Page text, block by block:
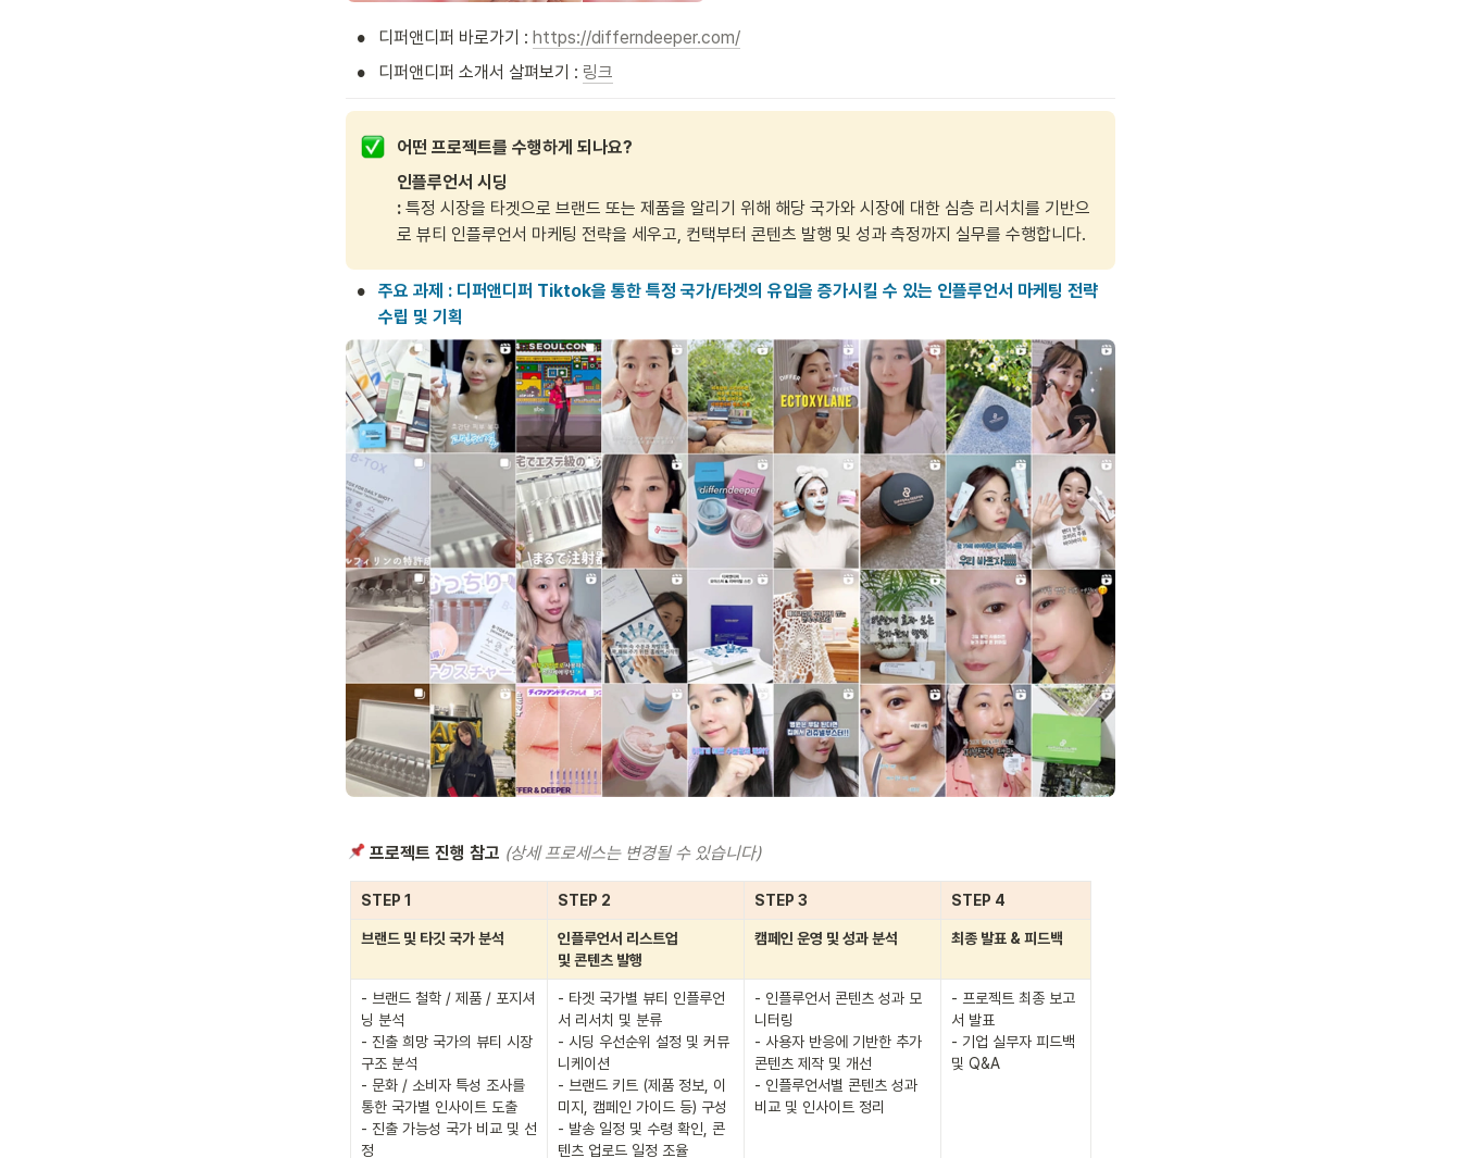
• 디퍼앤디퍼 바로가기 : https://differndeeper.com/
• 디퍼앤디퍼 소개서 살펴보기 : 링크
어떤 프로젝트를 수행하게 되나요?
인플루언서 시딩
: 특정 시장을 타겟으로 브랜드 또는 제품을 알리기 위해 해당 국가와 시장에 대한 심층 리서치를 기반으
로 뷰티 인플루언서 마케팅 전략을 세우고, 컨택부터 콘텐츠 발행 및 성과 측정까지 실무를 수행합니다.
•
주요 과제 : 디퍼앤디퍼 Tiktok을 통한 특정 국가/타겟의 유입을 증가시킬 수 있는 인플루언서 마케팅 전략
수립 및 기획
프로젝트 진행 참고 (상세 프로세스는 변경될 수 있습니다)
STEP 1 STEP 2 STEP 3 STEP 4
브랜드 및 타깃 국가 분석
인플루언서 리스트업
및 콘텐츠 발행
캠페인 운영 및 성과 분석 최종 발표 & 피드백
- 브랜드 철학 / 제품 / 포지셔
닝 분석
- 진출 희망 국가의 뷰티 시장
구조 분석
- 문화 / 소비자 특성 조사를
통한 국가별 인사이트 도출
- 진출 가능성 국가 비교 및 선
정
- 타겟 국가별 뷰티 인플루언
서 리서치 및 분류
- 시딩 우선순위 설정 및 커뮤
니케이션
- 브랜드 키트 (제품 정보, 이
미지, 캠페인 가이드 등) 구성
- 발송 일정 및 수령 확인, 콘
텐츠 업로드 일정 조율
- 인플루언서 콘텐츠 성과 모
니터링
- 사용자 반응에 기반한 추가
콘텐츠 제작 및 개선
- 인플루언서별 콘텐츠 성과
비교 및 인사이트 정리
- 프로젝트 최종 보고
서 발표
- 기업 실무자 피드백
및 Q&A